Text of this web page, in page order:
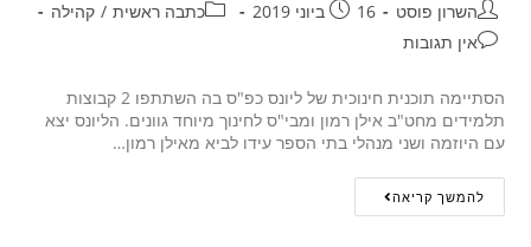
השרון פוסט 16 ביוני 2019 כתבה ראשית / קהילה
אין תגובות
הסתיימה תוכנית חינוכית של ליונס כפ"ס בה השתתפו 2 קבוצות
תלמידים מחט"ב אילן רמון ומבי"ס לחינוך מיוחד גוונים. הליונס יצא
עם היוזמה ושני מנהלי בתי הספר עידו לביא מאילן רמון…
להמשך קריאה